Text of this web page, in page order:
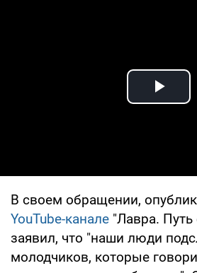
В своем обращении,
YouTube-канале "Лавра. Путь
заявил, что "наши люди
молодчиков, которые